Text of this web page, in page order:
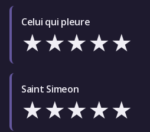
Celui qui pleure
★★★★★
Saint Simeon
★★★★★